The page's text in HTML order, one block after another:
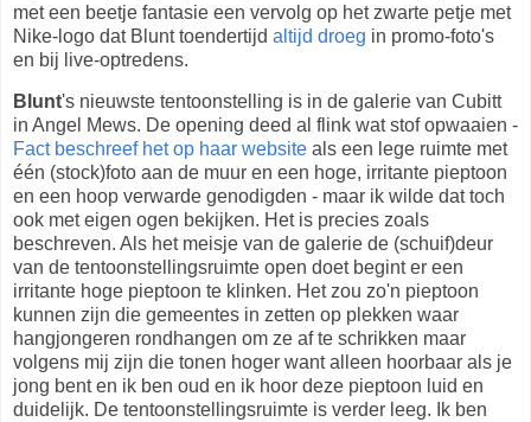
met een beetje fantasie een vervolg op het zwarte petje met
Nike-logo dat Blunt toendertijd altijd droeg in promo-foto's
en bij live-optredens.
Blunt's nieuwste tentoonstelling is in de galerie van Cubitt
in Angel Mews. De opening deed al flink wat stof opwaaien -
Fact beschreef het op haar website als een lege ruimte met
één (stock)foto aan de muur en een hoge, irritante pieptoon
en een hoop verwarde genodigden - maar ik wilde dat toch
ook met eigen ogen bekijken. Het is precies zoals
beschreven. Als het meisje van de galerie de (schuif)deur
van de tentoonstellingsruimte open doet begint er een
irritante hoge pieptoon te klinken. Het zou zo'n pieptoon
kunnen zijn die gemeentes in zetten op plekken waar
hangjongeren rondhangen om ze af te schrikken maar
volgens mij zijn die tonen hoger want alleen hoorbaar als je
jong bent en ik ben oud en ik hoor deze pieptoon luid en
duidelijk. De tentoonstellingsruimte is verder leeg. Ik ben